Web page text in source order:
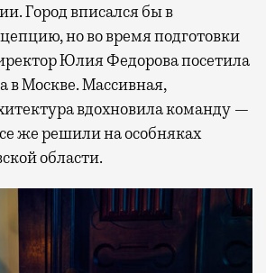
Город вписался бы в
но во время подготовки
Юлия Федорова посетила
в Москве. Массивная,
вдохновила команду —
же решили на особняках
области.